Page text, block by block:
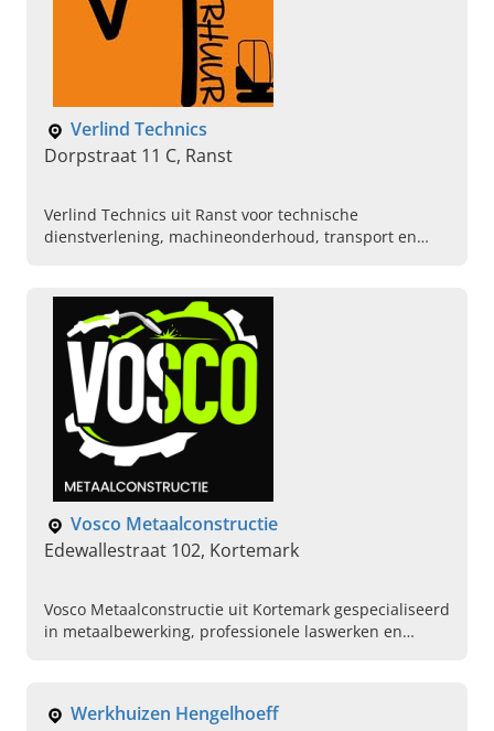
Verlind Technics
Dorpstraat 11 C, Ranst
Verlind Technics uit Ranst voor technische
dienstverlening, machineonderhoud, transport en
Vosco Metaalconstructie
Edewallestraat 102, Kortemark
Vosco Metaalconstructie uit Kortemark gespecialiseerd
in metaalbewerking, professionele laswerken en
Werkhuizen Hengelhoeff